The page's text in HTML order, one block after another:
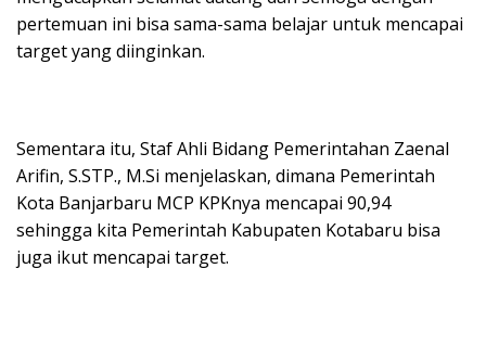
pertemuan ini bisa sama-sama belajar untuk mencapai
target yang diinginkan.
Sementara itu, Staf Ahli Bidang Pemerintahan Zaenal
Arifin, S.STP., M.Si menjelaskan, dimana Pemerintah
Kota Banjarbaru MCP KPKnya mencapai 90,94
sehingga kita Pemerintah Kabupaten Kotabaru bisa
juga ikut mencapai target.